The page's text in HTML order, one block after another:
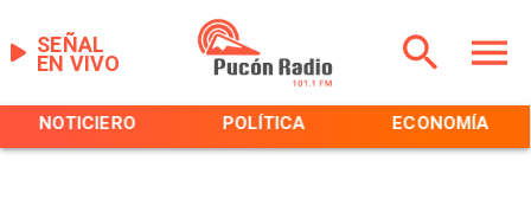
EN VIVO
SEÑAL
NOTICIERO POLÍTICA ECONOMÍA